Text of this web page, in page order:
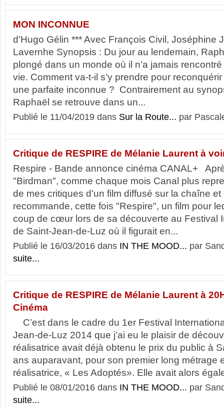
MON INCONNUE
d'Hugo Gélin *** Avec François Civil, Joséphine
Lavernhe Synopsis : Du jour au lendemain,
plongé dans un monde où il n'a jamais
vie. Comment va-t-il s’y prendre pour
une parfaite inconnue ? Contrairement au
Raphaël se retrouve dans un...
Publié le 11/04/2019 dans Sur la Route... par
Critique de RESPIRE de Mélanie Laurent à
Respire - Bande annonce cinéma CANAL+
"Birdman", comme chaque mois Canal plus
de mes critiques d'un film diffusé sur la chaîne
recommande, cette fois "Respire", un film pour
coup de cœur lors de sa découverte au Festival
de Saint-Jean-de-Luz où il figurait en...
Publié le 16/03/2016 dans IN THE MOOD... par
suite...
Critique de RESPIRE de Mélanie Laurent à
Cinéma
C’est dans le cadre du 1er Festival
Jean-de-Luz 2014 que j’ai eu le plaisir de
réalisatrice avait déjà obtenu le prix du public à
ans auparavant, pour son premier long métrage
réalisatrice, « Les Adoptés». Elle avait alors
Publié le 08/01/2016 dans IN THE MOOD... par
suite...